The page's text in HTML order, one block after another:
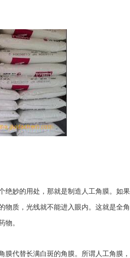
绝妙的用处，那就是制造人工角膜。如果
物质，光线就不能进入眼内。这就是全角
物。
膜代替长满白斑的角膜。所谓人工角膜，